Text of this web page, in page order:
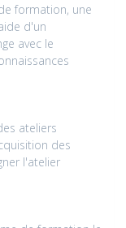
formation, une
d'un
avec le
ateliers
des
l'atelier